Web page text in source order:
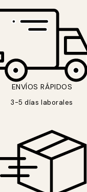
ENVÍOS RÁPIDOS
3-5 días laborales